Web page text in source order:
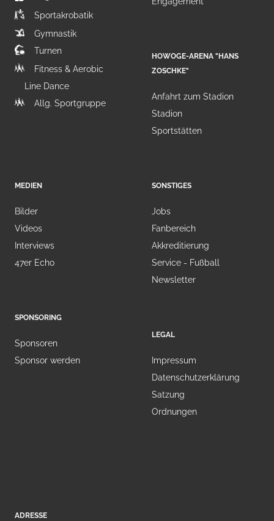
Sportakrobatik
Gymnastik
Turnen
Fitness & Aerobic
Line Dance
Allg. Sportgruppe
HOWOGE-ARENA "HANS
ZOSCHKE"
Anfahrt zum Stadion
Stadion
Sportstätten
MEDIEN
Bilder
Videos
Interviews
47er Echo
SPONSORING
Sponsoren
Sponsor werden
SONSTIGES
Jobs
Fanbereich
Akkreditierung
Service - Fußball
Newsletter
LEGAL
Impressum
Datenschutzerklärung
Satzung
Ordnungen
ADRESSE